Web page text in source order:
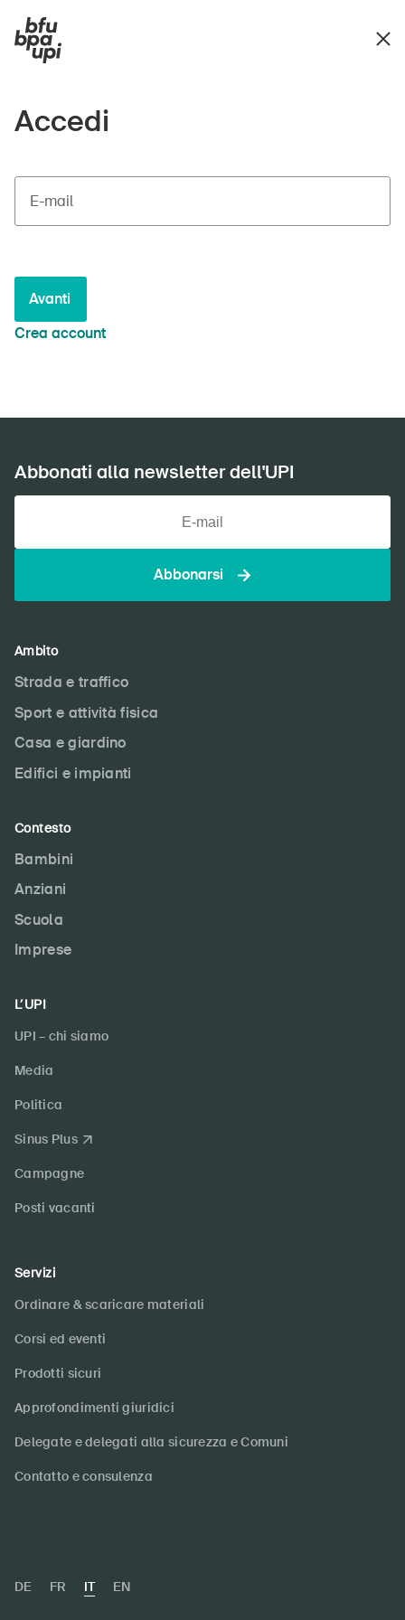
Accedi
E-mail
Avanti
Crea account
Abbonati alla newsletter dell'UPI
Abbonarsi
Ambito
Strada e traffico
Sport e attività fisica
Casa e giardino
Edifici e impianti
Contesto
Bambini
Anziani
Scuola
Imprese
L’UPI
UPI – chi siamo
Media
Politica
Sinus Plus
Campagne
Posti vacanti
Servizi
Ordinare & scaricare materiali
Corsi ed eventi
Prodotti sicuri
Approfondimenti giuridici
Delegate e delegati alla sicurezza e Comuni
Contatto e consulenza
DE FR IT EN